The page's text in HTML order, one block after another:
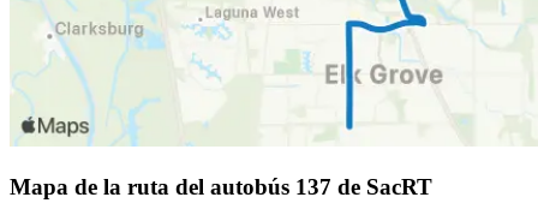
Mapa de la ruta del autobús 137 de SacRT